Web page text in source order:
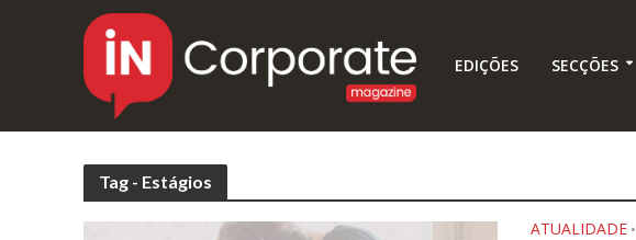
EDIÇÕES SECÇÕES
Tag - Estágios
ATUALIDADE •